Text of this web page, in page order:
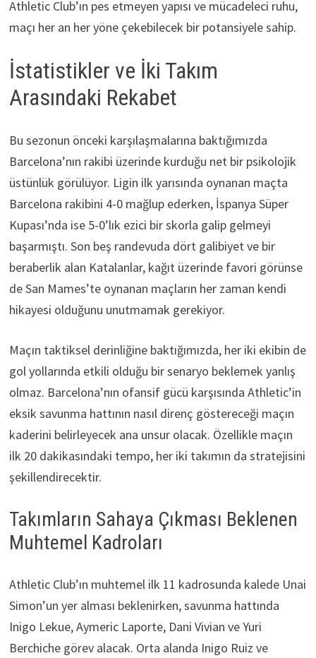
Athletic Club’ın pes etmeyen yapısı ve mücadeleci ruhu,
maçı her an her yöne çekebilecek bir potansiyele sahip.
İstatistikler ve İki Takım
Arasındaki Rekabet
Bu sezonun önceki karşılaşmalarına baktığımızda
Barcelona’nın rakibi üzerinde kurduğu net bir psikolojik
üstünlük görülüyor. Ligin ilk yarısında oynanan maçta
Barcelona rakibini 4-0 mağlup ederken, İspanya Süper
Kupası’nda ise 5-0’lık ezici bir skorla galip gelmeyi
başarmıştı. Son beş randevuda dört galibiyet ve bir
beraberlik alan Katalanlar, kağıt üzerinde favori görünse
de San Mames’te oynanan maçların her zaman kendi
hikayesi olduğunu unutmamak gerekiyor.
Maçın taktiksel derinliğine baktığımızda, her iki ekibin de
gol yollarında etkili olduğu bir senaryo beklemek yanlış
olmaz. Barcelona’nın ofansif gücü karşısında Athletic’in
eksik savunma hattının nasıl direnç göstereceği maçın
kaderini belirleyecek ana unsur olacak. Özellikle maçın
ilk 20 dakikasındaki tempo, her iki takımın da stratejisini
şekillendirecektir.
Takımların Sahaya Çıkması Beklenen
Muhtemel Kadroları
Athletic Club’ın muhtemel ilk 11 kadrosunda kalede Unai
Simon’un yer alması beklenirken, savunma hattında
Inigo Lekue, Aymeric Laporte, Dani Vivian ve Yuri
Berchiche görev alacak. Orta alanda Inigo Ruiz ve